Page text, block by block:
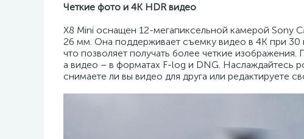
Четкие фото и 4K HDR видео
X8 Mini оснащен 12-мегапиксельной камерой Sony
26 мм. Она поддерживает съемку видео в 4K при 30
что позволяет получать более четкие
а видео – в форматах F-log и DNG. Наслаждайтесь
снимаете ли вы видео для друга или редактируете